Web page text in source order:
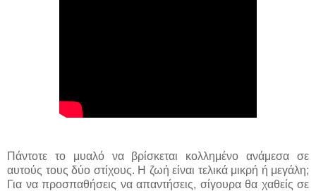
Πάντοτε το μυαλό να βρίσκεται κολλημένο ανάμεσα σε
αυτούς τους δύο στίχους. Η ζωή είναι τελικά μικρή ή μεγάλη;
Για να προσπαθήσεις να απαντήσεις, σίγουρα θα χαθείς σε